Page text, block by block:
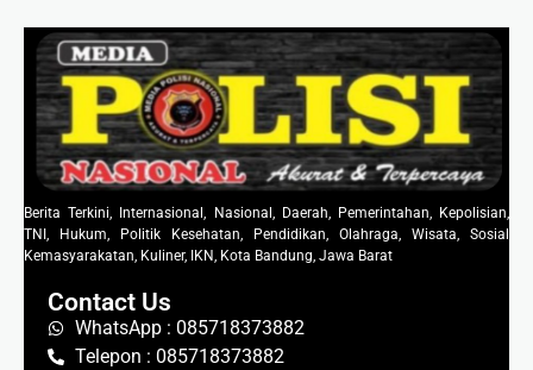
Berita Terkini, Internasional, Nasional, Daerah, Pemerintahan, Kepolisian,
TNI, Hukum, Politik Kesehatan, Pendidikan, Olahraga, Wisata, Sosial
Kemasyarakatan, Kuliner, IKN, Kota Bandung, Jawa Barat
Contact Us
WhatsApp : 085718373882
Telepon : 085718373882